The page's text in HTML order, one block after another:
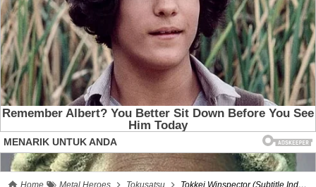
Home Metal Heroes Tokusatsu Tokkei Winspector (Subtitle Indonesia)